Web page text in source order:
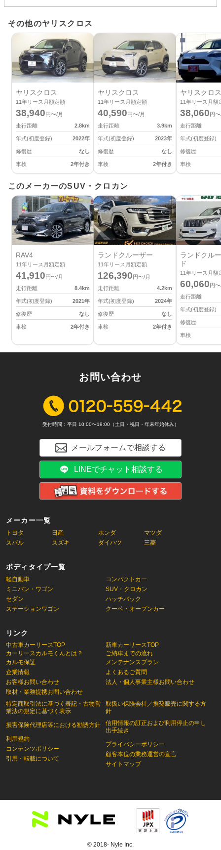
その他のヤリスクロス
ヤリスクロス
11年リース月額定額
38,940円〜/月
走行距離
2.8km
年式(初度登録) 2022年
修復歴 なし
車検 2年付き
ヤリスクロス
11年リース月額定額
40,590円〜/月
走行距離
3.9km
年式(初度登録) 2023年
修復歴 なし
車検 2年付き
ヤリスクロス
11年リース月額
38,060円
走行距離
年式(初度登録)
修復歴
車検
このメーカーのSUV・クロカン
RAV4
11年リース月額定額
41,910円〜/月
走行距離
8.4km
年式(初度登録) 2021年
修復歴 なし
車検 2年付き
ランドクルーザー
11年リース月額定額
126,390円〜/月
走行距離
4.2km
年式(初度登録) 2024年
修復歴 なし
車検 2年付き
ランドクル
ド
11年リース月額
60,060円
走行距離
年式(初度登録)
修復歴
車検
メーカー一覧
トヨタ 日産 ホンダ
マツダ
スバル
スズキ ダイハツ 三菱
ボディタイプ一覧
軽自動車
コンパクトカー
ミニバン・ワゴン
SUV・クロカン
セダン
ハッチバック
ステーションワゴン
クーペ・オープンカー
リンク
中古車カーリースTOP
カーリースカルモくんとは？
新車カーリースTOP
ご納車までの流れ
カルモ保証
企業情報
お客様お問い合わせ
取材・業務提携お問い合わせ
特定商取引法に基づく表記・古物営
業法の規定に基づく表示
損害保険代理店等における勧誘方針
利用規約
コンテンツポリシー
引用・転載について
メンテナンスプラン
よくあるご質問
法人・個人事業主様お問い合わせ
取扱い保険会社／推奨販売に関する方
針
信用情報の訂正および利用停止の申し
出手続き
プライバシーポリシー
顧客本位の業務運営の宣言
サイトマップ
お問い合わせ
受付時間：平日 10:00〜19:00（土日・祝日・年末年始休み）
メールフォームで相談する
LINEでチャット相談する
© 2018- Nyle Inc.